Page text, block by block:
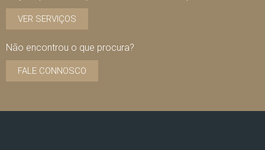
VER SERVIÇOS
Não encontrou o que procura?
FALE CONNOSCO